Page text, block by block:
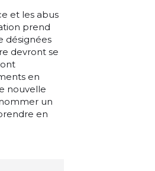
et les abus
prend
désignées
devront se
en
nouvelle
un
en